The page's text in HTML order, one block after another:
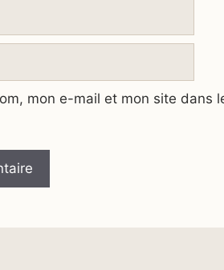
mon e-mail et mon site dans